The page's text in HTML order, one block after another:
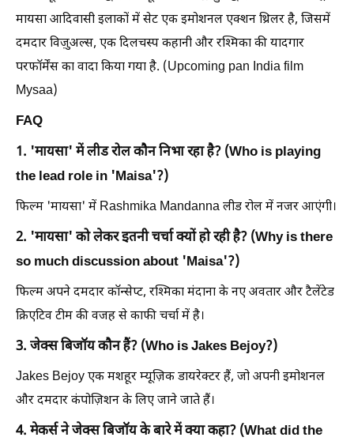
मायसा आदिवासी इलाकों में सेट एक इमोशनल एक्शन थ्रिलर है, जिसमें
दमदार विज़ुअल्स, एक दिलचस्प कहानी और रश्मिका की यादगार
परफॉर्मेंस का वादा किया गया है. (Upcoming pan India film
Mysaa)
FAQ
1. 'मायसा' में लीड रोल कौन निभा रहा है? (Who is playing
the lead role in 'Maisa'?)
फिल्म 'मायसा' में Rashmika Mandanna लीड रोल में नजर आएंगी।
2. 'मायसा' को लेकर इतनी चर्चा क्यों हो रही है? (Why is there
so much discussion about 'Maisa'?)
फिल्म अपने दमदार कॉन्सेप्ट, रश्मिका मंदाना के नए अवतार और टैलेंटेड
क्रिएटिव टीम की वजह से काफी चर्चा में है।
3. जेक्स बिजॉय कौन हैं? (Who is Jakes Bejoy?)
Jakes Bejoy एक मशहूर म्यूज़िक डायरेक्टर हैं, जो अपनी इमोशनल
और दमदार कंपोज़िशन के लिए जाने जाते हैं।
4. मेकर्स ने जेक्स बिजॉय के बारे में क्या कहा? (What did the